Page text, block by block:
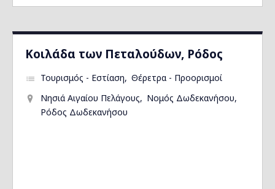
Kοιλάδα των Πεταλούδων, Ρόδος
Τουρισμός - Εστίαση
Θέρετρα - Προορισμοί
Νησιά Αιγαίου Πελάγους
Νομός Δωδεκανήσου
Ρόδος Δωδεκανήσου